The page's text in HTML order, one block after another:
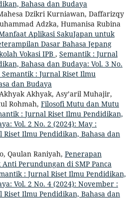
Bahasa dan Budaya
Dzikri Kurniawan, Daffarizqy
Adzka, Humanisa Rubina
Aplikasi SakuJapan untuk
Dasar Bahasa Jepang
Vokasi IPB , Semantik : Jurnal
Bahasa dan Budaya: Vol. 3 No.
Semantik : Jurnal Riset Ilmu
dan Budaya
Akhyak, Asy’aril Muhajir,
Rohmah, Filosofi Mutu dan Mutu
: Jurnal Riset Ilmu Pendidikan,
Vol. 2 No. 2 (2024): May :
Riset Ilmu Pendidikan, Bahasa dan
Qaulan Raniyah, Penerapan
Anti Perundungan di SMP Panca
: Jurnal Riset Ilmu Pendidikan,
Vol. 2 No. 4 (2024): November :
Riset Ilmu Pendidikan, Bahasa dan